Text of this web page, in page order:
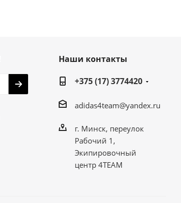
Наши контакты
+375 (17) 3774420
adidas4team@yandex.ru
г. Минск, переулок
Рабочий 1,
Экипировочный
центр 4TEAM